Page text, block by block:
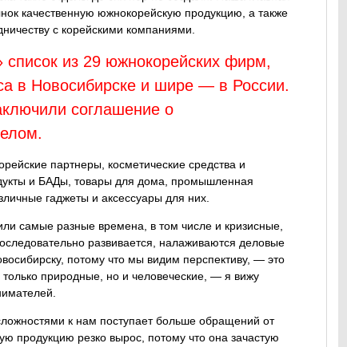
качественную южнокорейскую продукцию, а также
с корейскими компаниями.
из 29 южнокорейских фирм,
в Новосибирске и шире — в России.
соглашение о
партнеры, косметические средства и
и БАДы, товары для дома, промышленная
гаджеты и аксессуары для них.
самые разные времена, в том числе и кризисные,
развивается, налаживаются деловые
потому что мы видим перспективу, — это
природные, но и человеческие, — я вижу
к нам поступает больше обращений от
продукцию резко вырос, потому что она зачастую